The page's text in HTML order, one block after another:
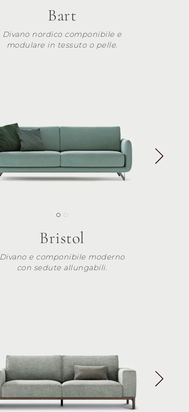
Bart
Divano nordico componibile e
modulare in tessuto o pelle.
Bristol
Divano e componibile moderno
con sedute allungabili.